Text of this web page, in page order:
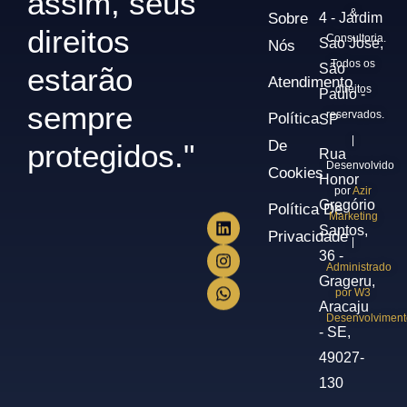
direitos
estarão
sempre
protegidos."
Sobre
Nós
Atendimento
Política
De
Cookies
Política De
Privacidade
4 - Jardim
Sao Jose,
São
Paulo -
SP
Rua
Honor
Gregório
Santos,
36 -
Grageru,
Aracaju
- SE,
49027-
130
&
Consultoria.
Todos os
direitos
reservados.
Desenvolvido
porAzir
Marketing
Administrado
por W3